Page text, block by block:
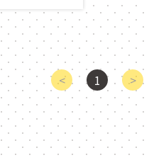
furano
hot air
クゴルフ park
ふらのん
< 1 >